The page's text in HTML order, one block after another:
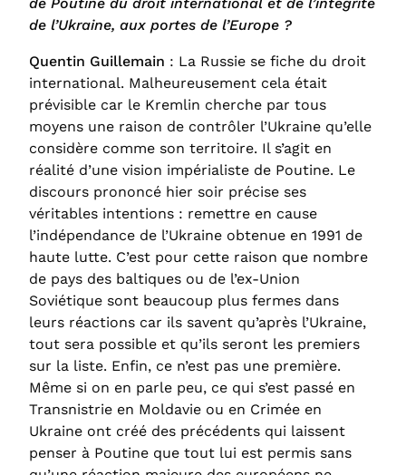
de l’Ukraine, aux portes de l’Europe ?
Quentin Guillemain : La Russie se fiche du droit
international. Malheureusement cela était
prévisible car le Kremlin cherche par tous
moyens une raison de contrôler l’Ukraine qu’elle
considère comme son territoire. Il s’agit en
réalité d’une vision impérialiste de Poutine. Le
discours prononcé hier soir précise ses
véritables intentions : remettre en cause
l’indépendance de l’Ukraine obtenue en 1991 de
haute lutte. C’est pour cette raison que nombre
de pays des baltiques ou de l’ex-Union
Soviétique sont beaucoup plus fermes dans
leurs réactions car ils savent qu’après l’Ukraine,
tout sera possible et qu’ils seront les premiers
sur la liste. Enfin, ce n’est pas une première.
Même si on en parle peu, ce qui s’est passé en
Transnistrie en Moldavie ou en Crimée en
Ukraine ont créé des précédents qui laissent
penser à Poutine que tout lui est permis sans